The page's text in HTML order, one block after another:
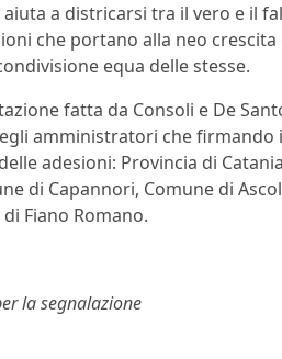
a districarsi tra il vero e il
che portano alla neo
equa delle stesse.
fatta da Consoli e De
amministratori che
adesioni: Provincia di
di Capannori, Comune di
Fiano Romano.
la segnalazione